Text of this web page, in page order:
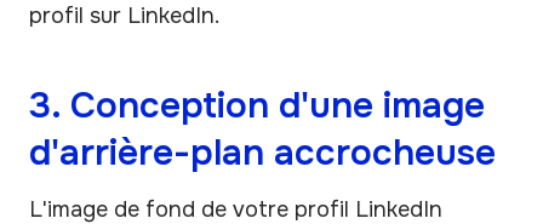
profil sur LinkedIn.
3. Conception d'une image
d'arrière-plan accrocheuse
L'image de fond de votre profil LinkedIn